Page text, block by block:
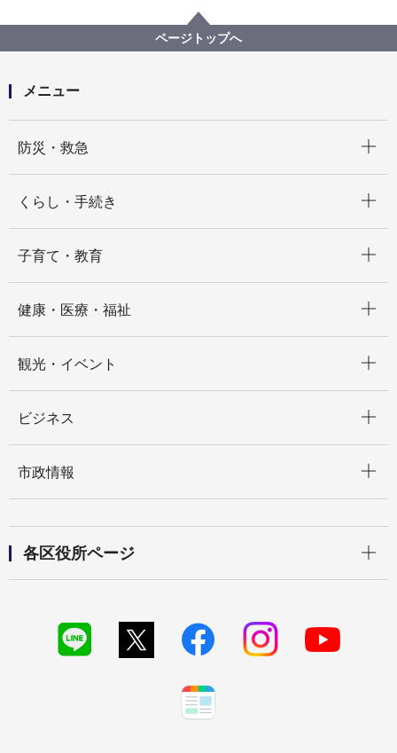
ページトップへ
メニュー
防災・救急
くらし・手続き
子育て・教育
健康・医療・福祉
観光・イベント
ビジネス
市政情報
各区役所ページ